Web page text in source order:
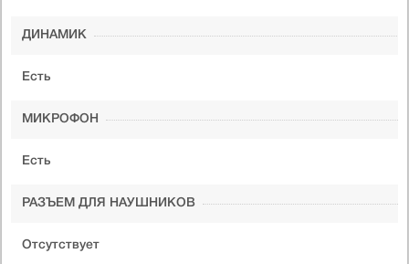
ДИНАМИК
Есть
МИКРОФОН
Есть
РАЗЪЕМ ДЛЯ НАУШНИКОВ
Отсутствует